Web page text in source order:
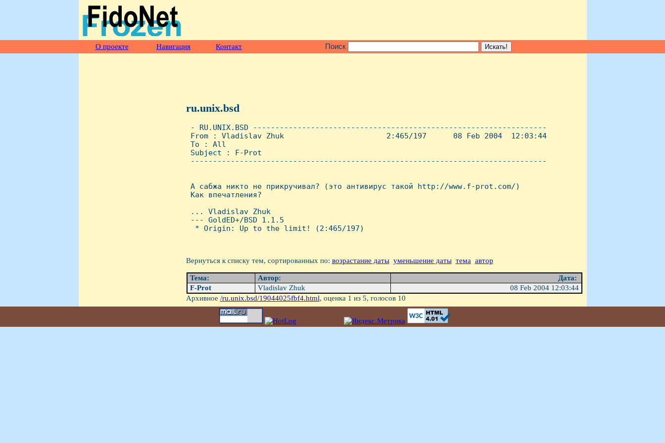
О проекте Навигация Контакт Поиск
ru.unix.bsd
- RU.UNIX.BSD ------------------------------------------------------------------
From : Vladislav Zhuk                       2:465/197      08 Feb 2004  12:03:44
To : All
Subject : F-Prot
--------------------------------------------------------------------------------
А сабжа никто не прикручивал? (это антивирус такой http://www.f-prot.com/)
Как впечатления?
... Vladislav Zhuk
--- GoldED+/BSD 1.1.5
  * Origin: Up to the limit! (2:465/197)
Вернуться к списку тем, сортированных по: возрастание даты уменьшение даты тема автор
Тема: Автор:
Дата:
F-Prot
Vladislav Zhuk
08 Feb 2004 12:03:44
Архивное /ru.unix.bsd/19044025fbf4.html, оценка 1 из 5, голосов 10